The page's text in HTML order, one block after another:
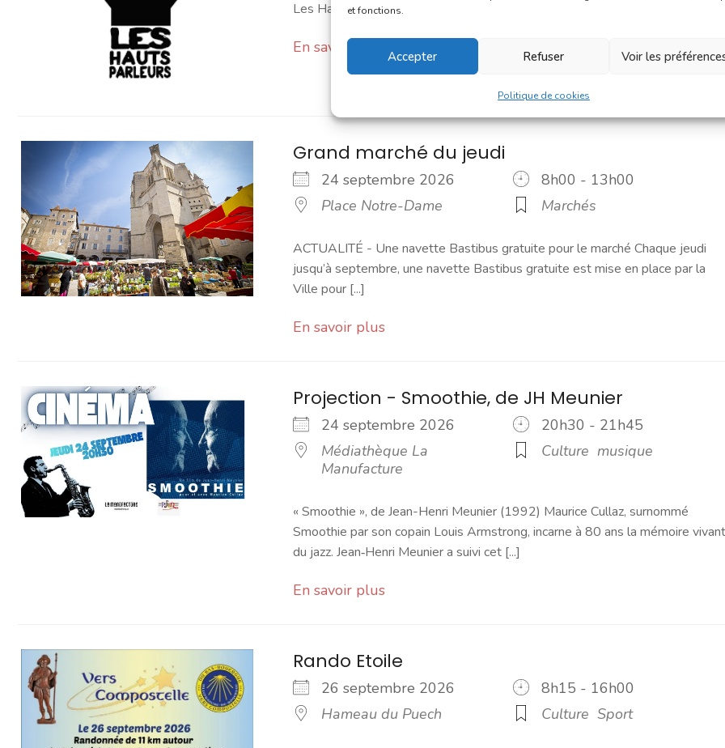
et fonctions.
Accepter Refuser Voir les
Politique de cookies
Les Hauts Parleurs. Un moment de partage et de convivialité, d'échange et
En savoir plus
Grand marché du jeudi
24 septembre 2026
8h00 - 13h00
Place Notre-Dame
Marchés
ACTUALITÉ - Une navette Bastibus gratuite pour le marché Chaque jeudi
jusqu’à septembre, une navette Bastibus gratuite est mise en place par la
Ville pour [...]
En savoir plus
Projection - Smoothie, de JH Meunier
24 septembre 2026
20h30 - 21h45
Médiathèque La
Manufacture
Culture musique
« Smoothie », de Jean-Henri Meunier (1992) Maurice Cullaz, surnommé
Smoothie par son copain Louis Armstrong, incarne à 80 ans la mémoire
du jazz. Jean‑Henri Meunier a suivi cet [...]
En savoir plus
Rando Etoile
26 septembre 2026
8h15 - 16h00
Hameau du Puech
Culture Sport